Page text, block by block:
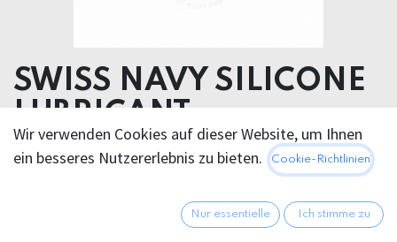
SWISS NAVY SILICONE
LUBRICANT
Cyclopentasiloxane, Dimethicone, Tocopheryl
Alle Preise inkl. MwSt.zzgl.
Wir verwenden Cookies auf dieser Website, um Ihnen
ein besseres Nutzererlebnis zu bieten.
Cookie-Richtlinien
Nur essentielle Ich stimme zu